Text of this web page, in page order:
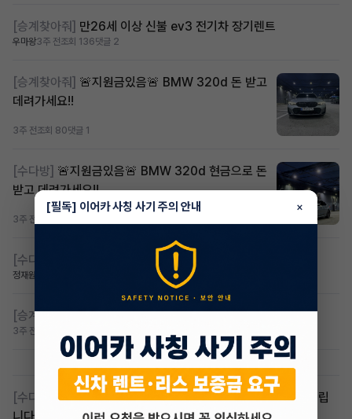
[승계찾아줘] 만26세 이상 신불 ev3 전기차 장기렌트
우마왕3주 전조회 136댓글 2
[승계찾아줘] 🚨지원금있음🚨 BMW 320d 돈 받고
데려가세요!!
3주 전조회 80댓글 1
[수다방] 🚨지원금있음🚨 BMW 320d 현금으로 돈
받고 데려가세요!!
3주 전
[수다방] 무심사 풀지원 차량 구합니당
정재원
[승계찾아줘] 셀토스 무심사장기렌트 승계 넘깁니다
3주 전
[수다방]
첫 장기렌트, 딜러분들이나 전문가분들 조언좀 부탁드립
[필독] 이어카 사칭 사기 주의 안내 ×